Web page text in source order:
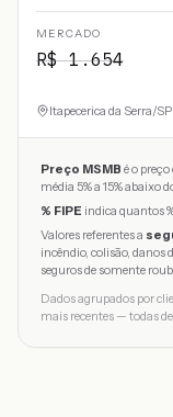
MERCADO
R$1.654
Itapecerica da Serra/SP
Preço MSMB é o
média 5% a 15% abaixo
% FIPE indica quantos
Valores referentes a
incêndio, colisão, danos
seguros de somente
Dados agrupados por
mais recentes — todas